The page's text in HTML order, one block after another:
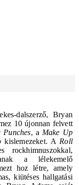
dalszerző,Bryan
10 újonnan felvett
, a Make Up
kislemezeket. A Roll
rockhimnuszokkal,
a lélekemelő
hoz létre, amely
kiütéses hallgatási